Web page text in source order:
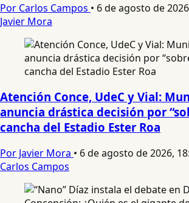
Por Carlos Campos • 6 de agosto de
Javier Mora
Atención Conce, UdeC y Vial:
anuncia drástica decisión por
cancha del Estadio Ester Roa
Por Javier Mora • 6 de agosto de 2026,
Carlos Campos